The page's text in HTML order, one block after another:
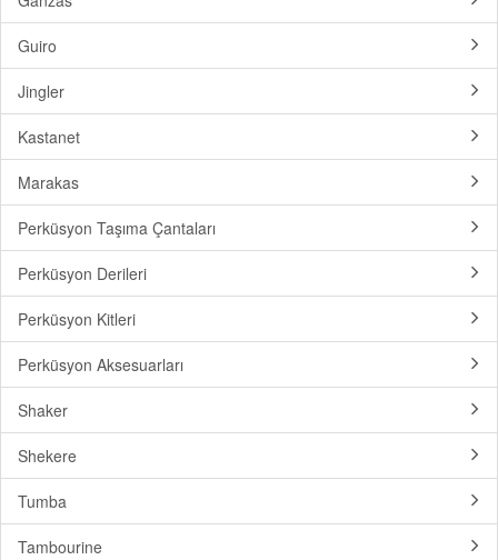
Guiro
Jingler
Kastanet
Marakas
Perküsyon Taşıma Çantaları
Perküsyon Derileri
Perküsyon Kitleri
Perküsyon Aksesuarları
Shaker
Shekere
Tumba
Tambourine